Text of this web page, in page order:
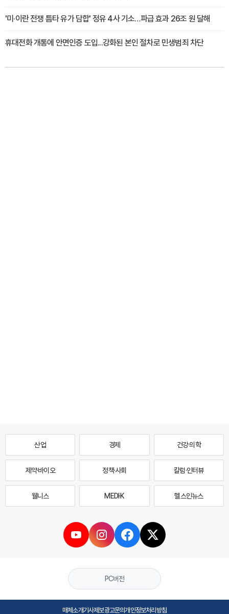
'미·이란 전쟁 틈타 유가 담합' 정유 4사 기소…파급 효과 26조 원 달해
휴대전화 개통에 안면인증 도입...강화된 본인 절차로 민생범죄 차단
산업 경제 건강·의학
제약·바이오 정책·사회 칼럼·인터뷰
웰니스 MEDI·K 헬스인뉴스
PC버전
매체소개기사제보광고문의개인정보처리방침